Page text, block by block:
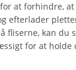
at forhindre,
efterlader
fliserne, kan du
for at holde